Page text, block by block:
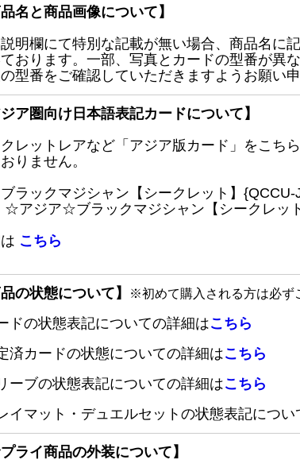
品名と商品画像について】
明欄にて特別な記載が無い場合、商品名に
おります。一部、写真とカードの型番が異
型番をご確認していただきますようお願い申
ジア圏向け日本語表記カードについて】
レットレアなど「アジア版カード」をこち
りません。
ラックマジシャン【シークレット】
☆アジア☆ブラックマジシャン【シークレッ
こちら
品の状態について】 ※初めて購入される方は必ず
ドの状態表記についての詳細はこちら
済カードの状態についての詳細はこちら
ーブの状態表記についての詳細はこちら
イマット・デュエルセットの状態表記につい
プライ商品の外装について】